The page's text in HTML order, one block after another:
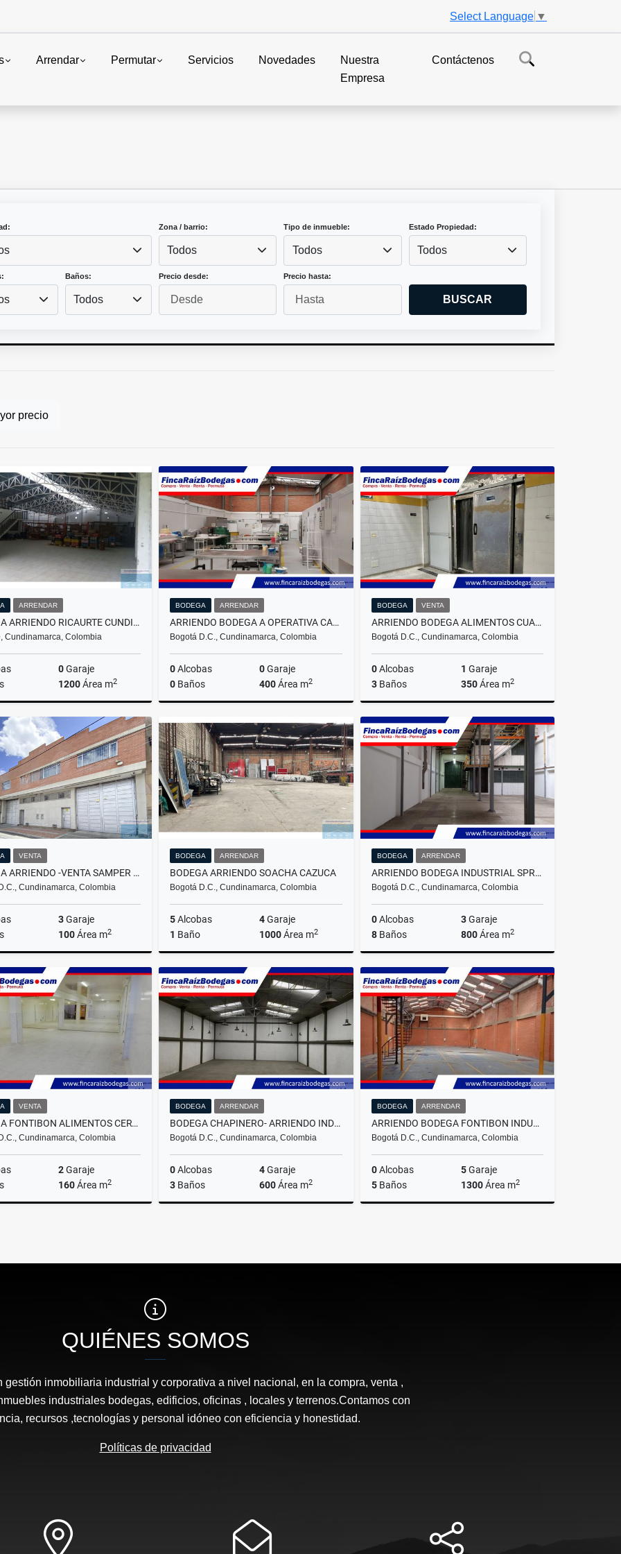
Select Language ▼
Arrendar Permutar Servicios Novedades
Nuestra
Empresa
Contáctenos
Zona / barrio:
Todos
Tipo de inmueble:
Todos
Estado Propiedad:
Todos
Baños:
Todos
Precio desde: Precio hasta:
BUSCAR
precio
ARRENDAR
BODEGA ARRIENDO RICAURTE CUNDINAMARCA
Cundinamarca, Colombia
0Garaje
1200Área m2
Arrendar
$12.000.000
BODEGA ARRENDAR
ARRIENDO BODEGA A OPERATIVA CALLE 68
Bogotá D.C., Cundinamarca, Colombia
0Alcobas 0Garaje
0 Baños 400Área m2
Venta
$1.700.000.000
Arrendar
$12.000.000
BODEGA VENTA
ARRIENDO BODEGA ALIMENTOS CUARTO FRIO
Bogotá D.C., Cundinamarca, Colombia
0Alcobas 1 Garaje
3Baños 350Área m2
Venta
$1.500.000.000
Arrendar
$13.000.000
VENTA
BODEGA ARRIENDO -VENTA SAMPER MENDOZA
Cundinamarca, Colombia
3Garaje
100Área m2
Arrendar
$14.000.000
BODEGA ARRENDAR
BODEGA ARRIENDO SOACHA CAZUCA
Bogotá D.C., Cundinamarca, Colombia
5Alcobas 4Garaje
1 Baño 1000Área m2
Arrendar
$15.000.000
BODEGA ARRENDAR
ARRIENDO BODEGA INDUSTRIAL SPRING
Bogotá D.C., Cundinamarca, Colombia
0Alcobas 3Garaje
8Baños 800Área m2
Arrendar
$16.000.000
VENTA
BODEGA FONTIBON ALIMENTOS CERTIFICADO INVIMA
Cundinamarca, Colombia
2Garaje
160Área m2
BODEGA ARRENDAR
BODEGA CHAPINERO- ARRIENDO INDUSTRIAL COMERCIAL
Bogotá D.C., Cundinamarca, Colombia
0Alcobas 4Garaje
3 Baños 600Área m2
BODEGA ARRENDAR
ARRIENDO BODEGA FONTIBON INDUSTRIAL OPERATIVA
Bogotá D.C., Cundinamarca, Colombia
0Alcobas 5Garaje
5Baños 1300Área m2
QUIÉNES SOMOS
gestión inmobiliaria industrial y corporativa a nivel nacional, en la compra, venta ,
industriales bodegas, edificios, oficinas , locales y terrenos.Contamos con
recursos ,tecnologías y personal idóneo con eficiencia y honestidad.
Políticas de privacidad